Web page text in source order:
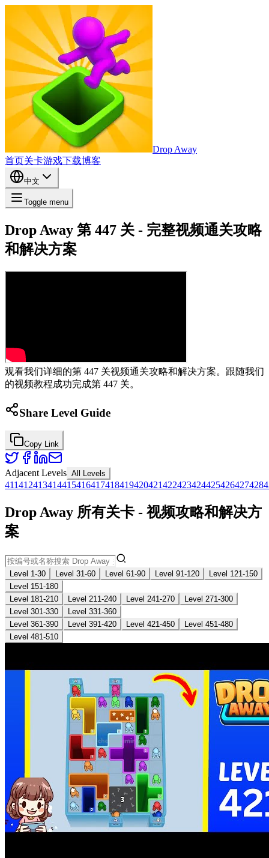
Drop Away
首页关卡游戏下载博客
中文
Toggle menu
Drop Away 第 447 关 - 完整视频通关攻略
和解决方案
观看我们详细的第 447 关视频通关攻略和解决方案。跟随我们
的视频教程成功完成第 447 关。
Share Level Guide
Copy Link
Adjacent Levels All Levels
411412413414415416417418419420421422423424425426427428
Drop Away 所有关卡 - 视频攻略和解决方
案
Level 1-30 Level 31-60 Level 61-90 Level 91-120
Level 121-150
Level 151-180
Level 181-210
Level 211-240 Level 241-270
Level 271-300
Level 301-330
Level 331-360
Level 361-390
Level 391-420 Level 421-450
Level 451-480
Level 481-510